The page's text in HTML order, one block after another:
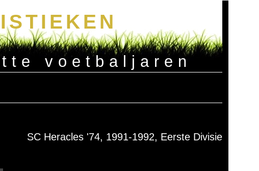
voetbaljaren
SC Heracles '74, 1991-1992, Eerste Divisie